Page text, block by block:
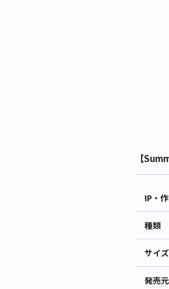
【
IP・
種類
サイズ
発売元